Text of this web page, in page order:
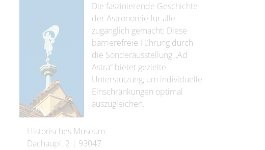
Die faszinierende Geschichte
der Astronomie für alle
zugänglich gemacht: Diese
barrierefreie Führung durch
die Sonderausstellung „Ad
Astra“ bietet gezielte
Unterstützung, um individuelle
Einschränkungen optimal
auszugleichen.
Historisches Museum
Dachaupl. 2 | 93047